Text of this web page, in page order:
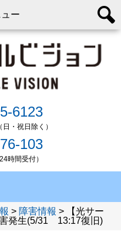
6123
・祝日除く）
103
時間受付）
ュー
> 障害情報 >
【光サー
発生(5/31 13:17復旧)